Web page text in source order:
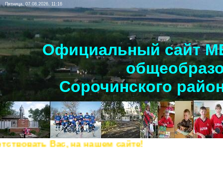
Пятница, 07.08.2026, 11:16
Официальный сайт
Сорочинского
Вас, на нашем сайте!